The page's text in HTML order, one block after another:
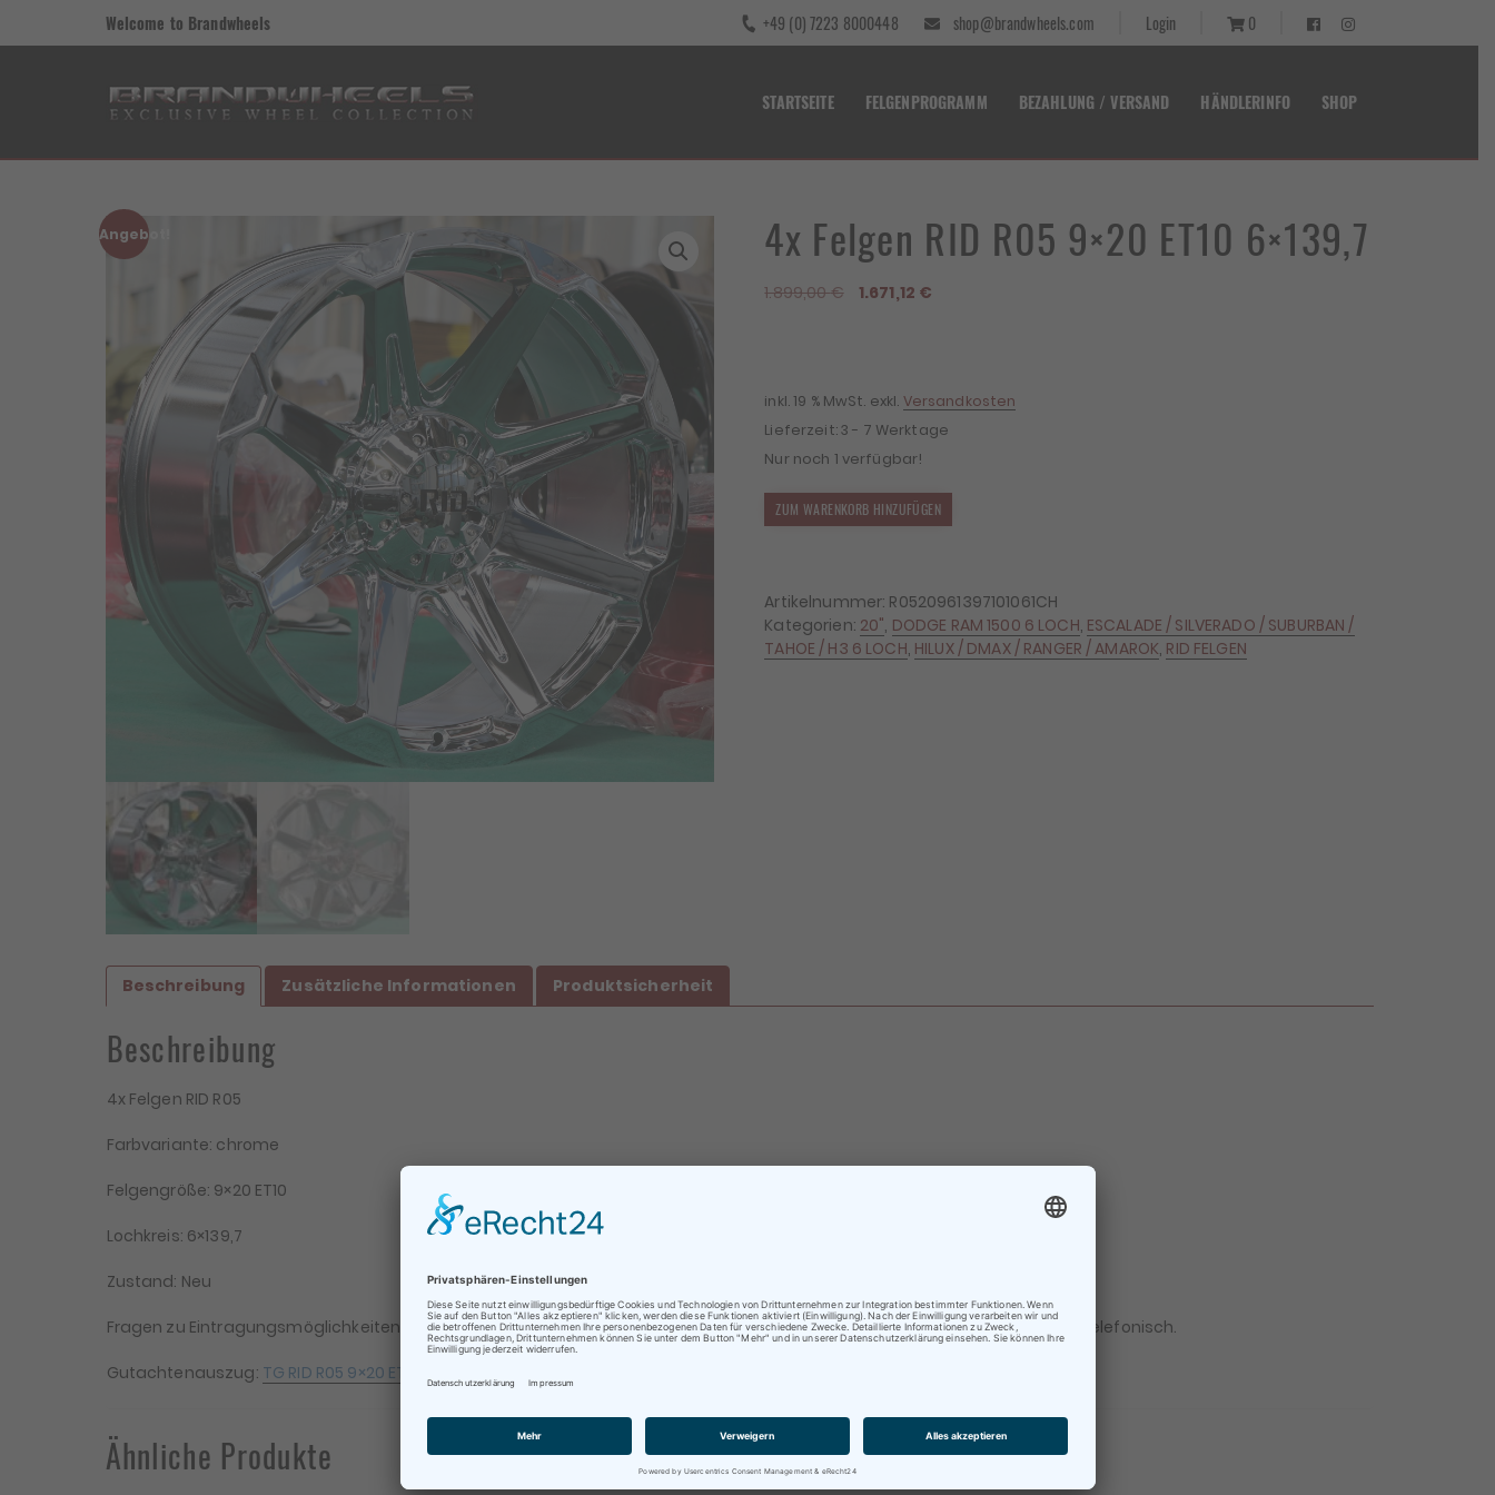
Welcome to Brandwheels +49 (0) 7223 8000448 shop@brandwheels.com Login 0
STARTSEITE FELGENPROGRAMM BEZAHLUNG / VERSAND HÄNDLERINFO SHOP
Angebot! 4x Felgen RID R05 9×20 ET10 6×139,7
1.899,00€
Ursprünglicher
1.671,12 €
inkl. 19 % MwSt. exkl. Versandkosten
Lieferzeit:3 - 7 Werktage
Nur noch 1 verfügbar!
4x
Felgen
9x20
ET10
6x139,7
Menge
ZUM WARENKORB HINZUFÜGEN
Artikelnummer: R0520961397101061CH
Kategorien: 20", DODGE RAM 1500 6 LOCH, ESCALADE / SILVERADO / SUBURBAN /
TAHOE / H3 6 LOCH, HILUX / DMAX / RANGER / AMAROK, RID FELGEN
Beschreibung Zusätzliche Informationen Produktsicherheit
Beschreibung
4x Felgen RID R05
Farbvariante: chrome
Felgengröße: 9×20 ET10
Lochkreis: 6×139,7
Zustand: Neu
Fragen zu Eintragungsmöglichkeiten bitte vor dem Kauf stellen. Für alles weitere kontaktieren Sie uns einfach per Mail oder telefonisch.
Gutachtenauszug: TG RID R05 9×20 ET10 alle Varianten
Ähnliche Produkte
Beratungen oder Abholungen vor Ort nur nach vorheriger
Terminvereinbarung !